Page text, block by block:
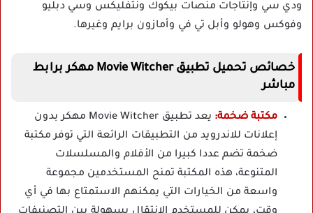
ودي سي وإنتاجات منصات بيكوك ونتفليكس وسي دبليو
وفوكس وهولو وأبل تي في وأمازون برايم وغيرها.
خصائص تحميل تطبيق Movie Witcher مهكر برابط
مباشر
مكتبة ضخمة:
يعد تطبيق Movie Witcher مهكر بدون
إعلانات للاندرويد من التطبيقات الرائعة التي توفر مكتبة
ضخمة تضم عددا كبيرا من الأفلام والمسلسلات
المتنوعة، هذه المكتبة تمنح المستخدمين مجموعة
واسعة من الخيارات التي يمكنهم الاستمتاع بها في أي